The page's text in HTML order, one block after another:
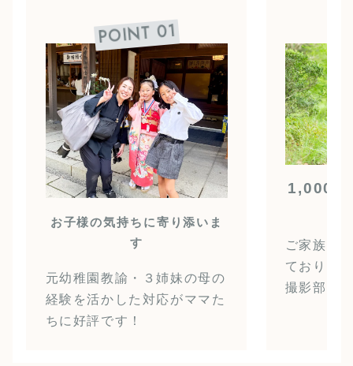
POINT 01
お子様の気持ちに寄り添いま
す
元幼稚園教諭・３姉妹の母の
経験を活かした対応がママた
ちに好評です！
1,000件
ご家族様
ており、
撮影部門